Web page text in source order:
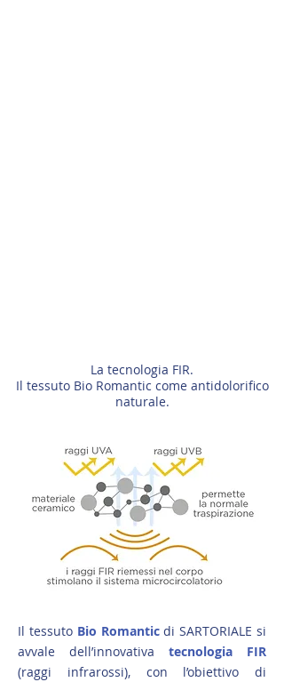
La tecnologia FIR.
Il tessuto Bio Romantic come antidolorifico
naturale.
Il tessuto Bio Romanticdi SARTORIALE si
avvale dell’innovativa tecnologia FIR
(raggi infrarossi), con l’obiettivo di